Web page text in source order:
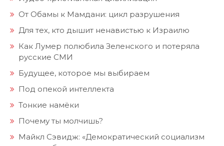
От Обамы к Мамдани: цикл разрушения
Для тех, кто дышит ненавистью к Израилю
Как Лумер полюбила Зеленского и потеряла
русские СМИ
Будущее, которое мы выбираем
Под опекой интеллекта
Тонкие намёки
Почему ты молчишь?
Майкл Сэвидж: «Демократический социализм